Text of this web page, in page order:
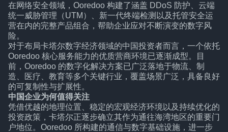
在网络安全领域，Ooredoo 构建了涵盖 DDoS 防护、云端
统一威胁管理（UTM）、新一代终端检测以及托管安全运
营在内的完整产品组合，帮助企业应对不断演变的数字风
险。
对于布局卡塔尔数字经济领域的中国投资者而言，一个依托
Ooredoo 核心服务能力的优质营商环境已逐渐成型。目
前，Ooredoo 的数字化解决方案已广泛落地于物流、制
造、医疗、教育等多个关键行业，覆盖场景广泛，具备良好
的可复制性与扩展性。
中国企业为何值得关注
凭借优越的地理位置、稳定的宏观经济环境以及持续优化的
投资政策，卡塔尔正逐步确立其作为通往海湾地区的重要门
户地位。Ooredoo 所构建的通信与数字基础设施，进一步